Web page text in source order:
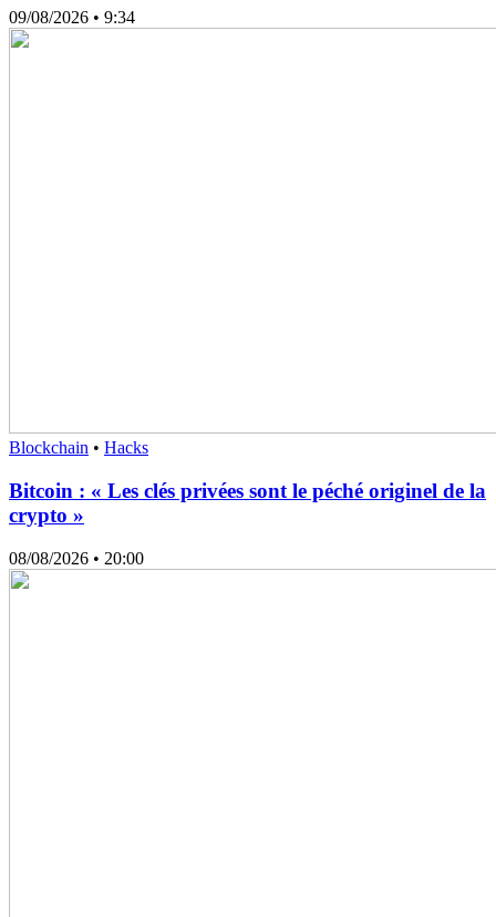
09/08/2026 • 9:34
Blockchain • Hacks
Bitcoin : « Les clés privées sont le péché originel de la
crypto »
08/08/2026 • 20:00